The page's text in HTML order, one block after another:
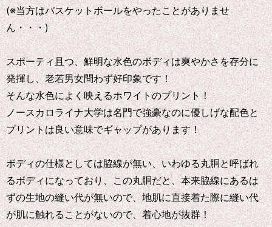
(※当方はバスケットボールをやったことがありませ
ん・・・)
スポーティ且つ、鮮明な水色のボディは爽やかさを存分に
発揮し、老若男女問わず好印象です！
そんな水色によく映えるホワイトのプリント！
ノースカロライナ大学は名門で強豪なのに優しげな配色と
プリントは良い意味でギャップがあります！
ボディの仕様としては脇線が無い、いわゆる丸胴と呼ばれ
るボディになっており、この丸胴だと、本来脇線にあるは
ずの生地の縫い代が無いので、地肌に直接着た際に縫い代
が肌に触れることがないので、着心地が抜群！